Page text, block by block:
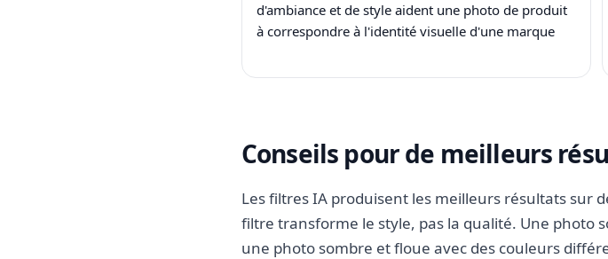
d'ambiance et de style aident une photo de produit
à correspondre à l'identité visuelle d'une marque
Conseils pour de meilleurs
Les filtres IA produisent les meilleurs résultats sur
filtre transforme le style, pas la qualité. Une photo
une photo sombre et floue avec des couleurs